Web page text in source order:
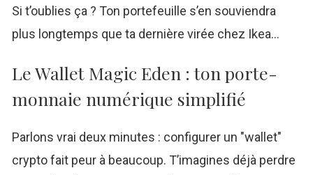
Si t’oublies ça ? Ton portefeuille s’en souviendra
plus longtemps que ta dernière virée chez Ikea…
Le Wallet Magic Eden : ton porte-
monnaie numérique simplifié
Parlons vrai deux minutes : configurer un "wallet"
crypto fait peur à beaucoup. T’imagines déjà perdre